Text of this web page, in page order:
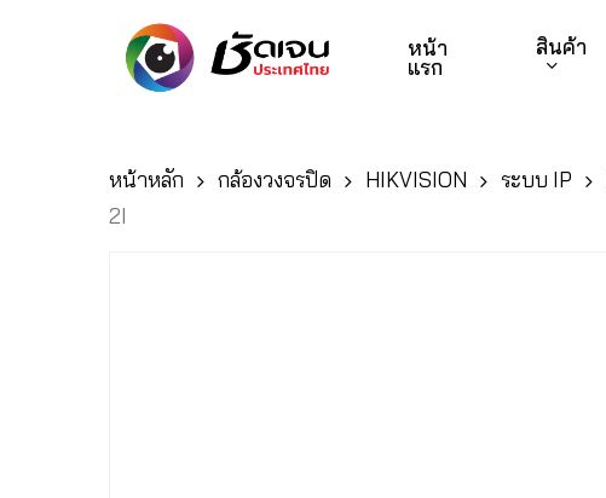
Hit enter to search or ESC to close
หน้า
แรก
สินค้า
หน้าหลัก กล้องวงจรปิด HIKVISION ระบบ IP
2I